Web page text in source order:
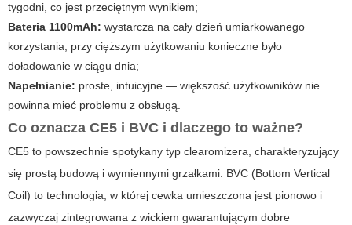
tygodni, co jest przeciętnym wynikiem;
Bateria 1100mAh: wystarcza na cały dzień umiarkowanego
korzystania; przy cięższym użytkowaniu konieczne było
doładowanie w ciągu dnia;
Napełnianie: proste, intuicyjne — większość użytkowników nie
powinna mieć problemu z obsługą.
Co oznacza CE5 i BVC i dlaczego to ważne?
CE5 to powszechnie spotykany typ clearomizera, charakteryzujący
się prostą budową i wymiennymi grzałkami. BVC (Bottom Vertical
Coil) to technologia, w której cewka umieszczona jest pionowo i
zazwyczaj zintegrowana z wickiem gwarantującym dobre